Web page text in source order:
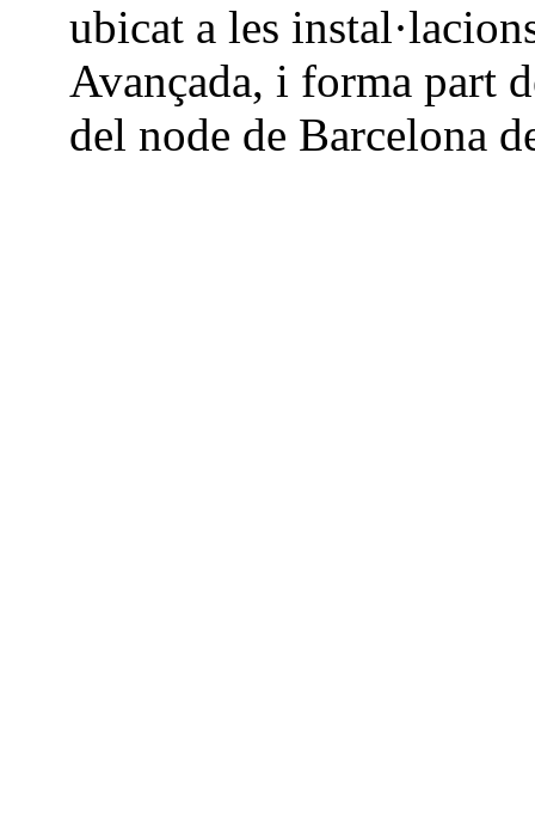
ubicat a les
Avançada, i forma part
del node de Barcelona